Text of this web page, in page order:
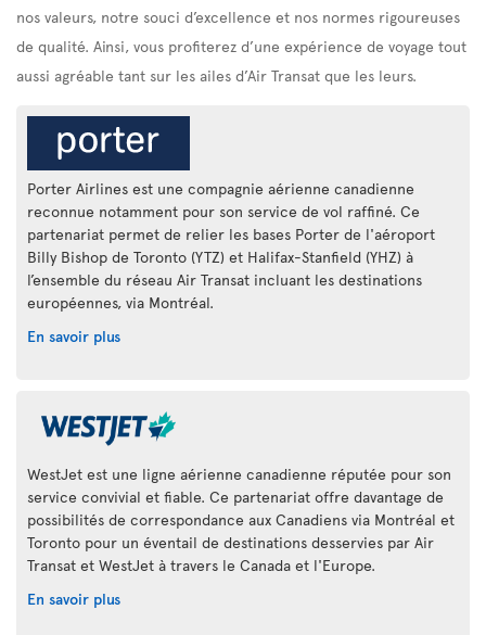
nos valeurs, notre souci d’excellence et nos normes rigoureuses
de qualité. Ainsi, vous profiterez d’une expérience de voyage tout
aussi agréable tant sur les ailes d’Air Transat que les leurs.
Porter Airlines est une compagnie aérienne canadienne
reconnue notamment pour son service de vol raffiné. Ce
partenariat permet de relier les bases Porter de l'aéroport
Billy Bishop de Toronto (YTZ) et Halifax-Stanfield (YHZ) à
l’ensemble du réseau Air Transat incluant les destinations
européennes, via Montréal.
En savoir plus
WestJet est une ligne aérienne canadienne réputée pour son
service convivial et fiable. Ce partenariat offre davantage de
possibilités de correspondance aux Canadiens via Montréal et
Toronto pour un éventail de destinations desservies par Air
Transat et WestJet à travers le Canada et l'Europe.
En savoir plus